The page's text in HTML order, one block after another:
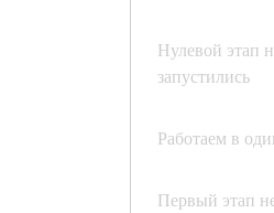
Нулевой этап
запустились
Работаем в
Первый этап